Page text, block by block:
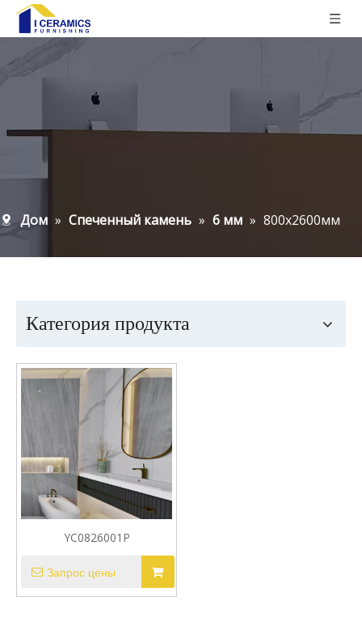
Дом » Спеченный камень » 6 мм » 800х2600мм
Категория продукта
YC0826001P
Запрос цены